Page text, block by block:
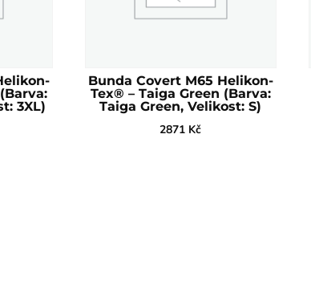
3XL)
Bunda Covert M65 Helikon-
Tex® – Taiga Green (Barva:
Taiga Green, Velikost: S)
2871 Kč